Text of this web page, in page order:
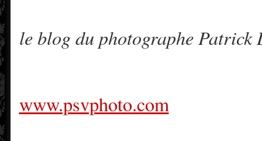
le blog du photographe Patrick
www.psvphoto.com